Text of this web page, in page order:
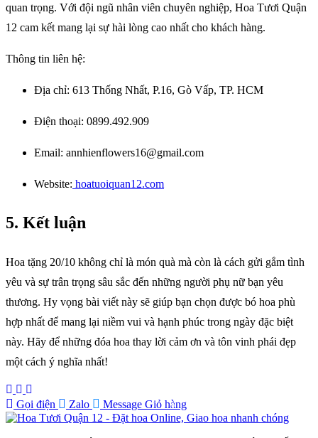
quan trọng. Với đội ngũ nhân viên chuyên nghiệp, Hoa Tươi Quận
12 cam kết mang lại sự hài lòng cao nhất cho khách hàng.
Thông tin liên hệ:
Địa chỉ: 613 Thống Nhất, P.16, Gò Vấp, TP. HCM
Điện thoại: 0899.492.909
Email: annhienflowers16@gmail.com
Website: hoatuoiquan12.com
5. Kết luận
Hoa tặng 20/10 không chỉ là món quà mà còn là cách gửi gắm tình
yêu và sự trân trọng sâu sắc đến những người phụ nữ bạn yêu
thương. Hy vọng bài viết này sẽ giúp bạn chọn được bó hoa phù
hợp nhất để mang lại niềm vui và hạnh phúc trong ngày đặc biệt
này. Hãy để những đóa hoa thay lời cảm ơn và tôn vinh phái đẹp
một cách ý nghĩa nhất!
Gọi điện Zalo Message 0
Giỏ hàng